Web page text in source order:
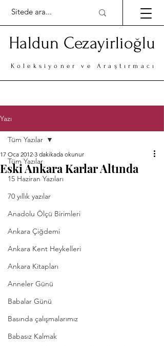
Haldun Cezayirlioğlu
Koleksiyoner ve Araştırmacı
Yazı
Tüm Yazılar
15 Haziran Yazıları
70 yıllık yazılar
Anadolu Ölçü Birimleri
Ankara Çiğdemi
Ankara Kent Heykelleri
Ankara Kitapları
Anneler Günü
Babalar Günü
Basında çalışmalarımız
Babasız Kalmak
Tüm Yazılar
Eski Ankara Karlar Altında
17 Oca 2012 3 dakikada okunur